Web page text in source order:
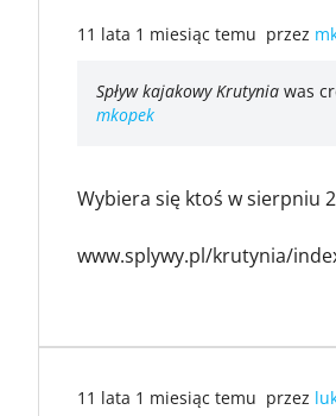
11 lata 1 miesiąc temu przez
Spływ kajakowy Krutynia was
mkopek
Wybiera się ktoś w sierpniu
www.splywy.pl/krutynia/
11 lata 1 miesiąc temu przez